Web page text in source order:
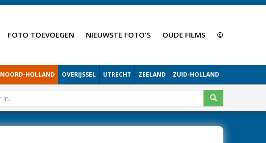
FOTO TOEVOEGEN NIEUWSTE FOTO'S OUDE FILMS ©
NOORD-HOLLAND OVERIJSSEL UTRECHT ZEELAND ZUID-HOLLAND